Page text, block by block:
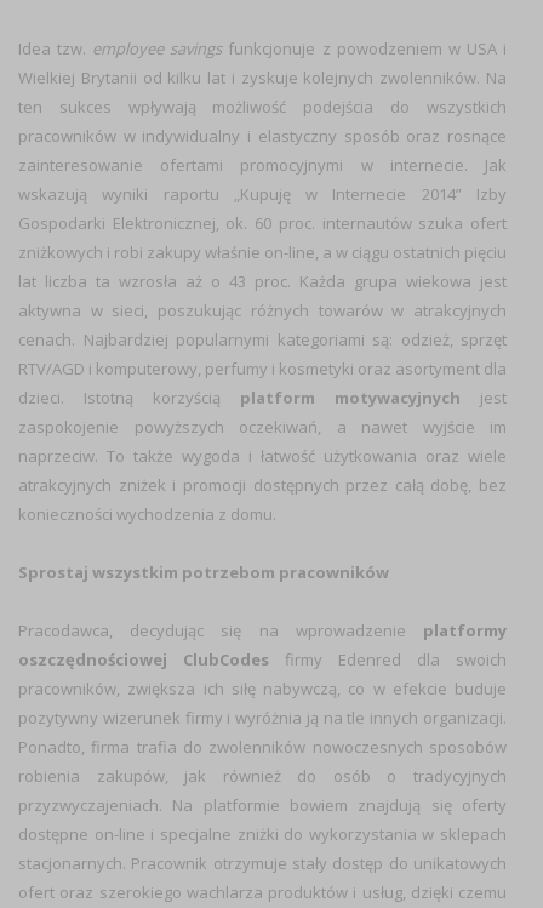
Idea tzw. employee savingsfunkcjonuje z powodzeniem w USA i
Wielkiej Brytanii od kilku lat i zyskuje kolejnych zwolenników. Na
ten sukces wpływają możliwość podejścia do wszystkich
pracowników w indywidualny i elastyczny sposób oraz rosnące
zainteresowanie ofertami promocyjnymi w internecie. Jak
wskazują wyniki raportu „Kupuję w Internecie 2014” Izby
Gospodarki Elektronicznej, ok. 60 proc. internautów szuka ofert
zniżkowych i robi zakupy właśnie on-line, a w ciągu ostatnich pięciu
lat liczba ta wzrosła aż o 43 proc. Każda grupa wiekowa jest
aktywna w sieci, poszukując różnych towarów w atrakcyjnych
cenach. Najbardziej popularnymi kategoriami są: odzież, sprzęt
RTV/AGD i komputerowy, perfumy i kosmetyki oraz asortyment dla
dzieci. Istotną korzyścią platform motywacyjnych jest
zaspokojenie powyższych oczekiwań, a nawet wyjście im
naprzeciw. To także wygoda i łatwość użytkowania oraz wiele
atrakcyjnych zniżek i promocji dostępnych przez całą dobę, bez
konieczności wychodzenia z domu.
Sprostaj wszystkim potrzebom pracowników
Pracodawca, decydując się na wprowadzenie platformy
oszczędnościowej ClubCodes firmy Edenred dla swoich
pracowników, zwiększa ich siłę nabywczą, co w efekcie buduje
pozytywny wizerunek firmy i wyróżnia ją na tle innych organizacji.
Ponadto, firma trafia do zwolenników nowoczesnych sposobów
robienia zakupów, jak również do osób o tradycyjnych
przyzwyczajeniach. Na platformie bowiem znajdują się oferty
dostępne on-line i specjalne zniżki do wykorzystania w sklepach
stacjonarnych. Pracownik otrzymuje stały dostęp do unikatowych
ofert oraz szerokiego wachlarza produktów i usług, dzięki czemu